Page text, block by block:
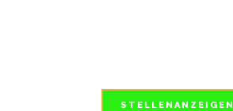
STELLENANZEIGEN